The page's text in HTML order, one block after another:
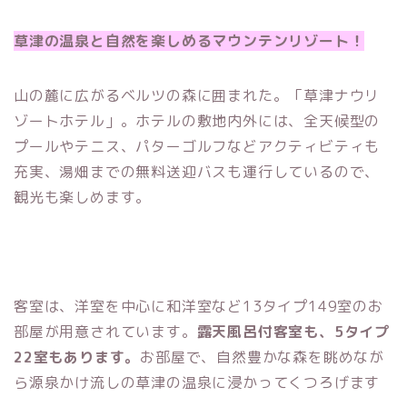
草津の温泉と自然を楽しめるマウンテンリゾート！
山の麓に広がるベルツの森に囲まれた。「草津ナウリ
ゾートホテル」。ホテルの敷地内外には、全天候型の
プールやテニス、パターゴルフなどアクティビティも
充実、湯畑までの無料送迎バスも運行しているので、
観光も楽しめます。
客室は、洋室を中心に和洋室など13タイプ149室のお
部屋が用意されています。 露天風呂付客室も、5タイプ
22室もあります。 お部屋で、自然豊かな森を眺めなが
ら源泉かけ流しの草津の温泉に浸かってくつろげます